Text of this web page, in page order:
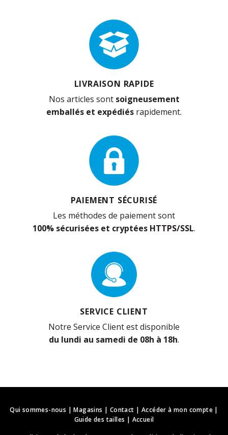
LIVRAISON RAPIDE
Nos articles sont soigneusement
emballés et expédiés rapidement.
PAIEMENT SÉCURISÉ
Les méthodes de paiement sont
100% sécurisées et cryptées HTTPS/SSL.
SERVICE CLIENT
Notre Service Client est disponible
du lundi au samedi de 08h à 18h.
Qui sommes-nous |Magasins | Contact | Accéder à mon compte|
Guide des tailles | Accueil